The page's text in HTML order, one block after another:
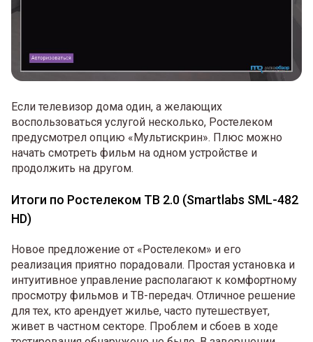
Если телевизор дома один, а желающих
воспользоваться услугой несколько, Ростелеком
предусмотрел опцию «Мультискрин». Плюс можно
начать смотреть фильм на одном устройстве и
продолжить на другом.
Итоги по Ростелеком ТВ 2.0 (Smartlabs SML-482
HD)
Новое предложение от «Ростелеком» и его
реализация приятно порадовали. Простая установка и
интуитивное управление располагают к комфортному
просмотру фильмов и ТВ-передач. Отличное решение
для тех, кто арендует жилье, часто путешествует,
живет в частном секторе. Проблем и сбоев в ходе